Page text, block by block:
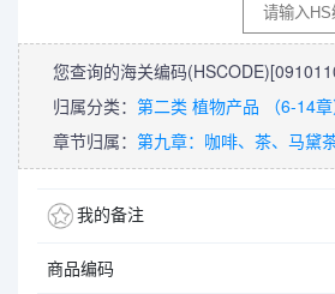
您查询的海关编码(HSCODE)
归属分类： 第二类 植物产品 （6-14章
章节归属： 第九章：咖啡、茶、马黛
我的备注
商品编码